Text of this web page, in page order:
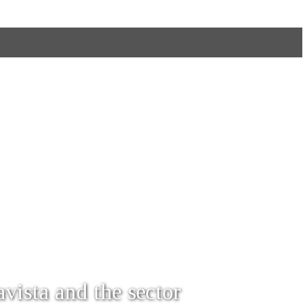
and the sector